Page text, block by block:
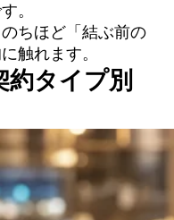
。
ちほど「結ぶ前の
触れます。
約タイプ別